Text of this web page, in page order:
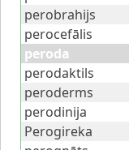
perobrahijs
perocefālis
peroda
perodaktils
peroderms
perodinija
Perogireka